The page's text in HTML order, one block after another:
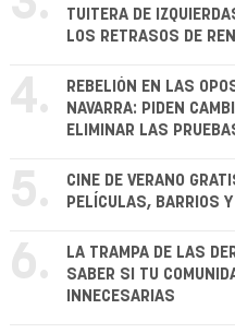
TUITERA DE
LOS RETRASOS DE
4.
REBELIÓN EN LAS
NAVARRA: PIDEN
ELIMINAR LAS
5.
CINE DE VERANO
PELÍCULAS, BARRIOS
6.
LA TRAMPA DE LAS
SABER SI TU
INNECESARIAS